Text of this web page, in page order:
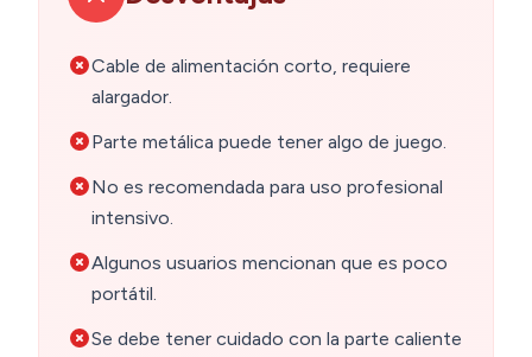
Cable de alimentación corto, requiere
alargador.
Parte metálica puede tener algo de juego.
No es recomendada para uso profesional
intensivo.
Algunos usuarios mencionan que es poco
portátil.
Se debe tener cuidado con la parte caliente